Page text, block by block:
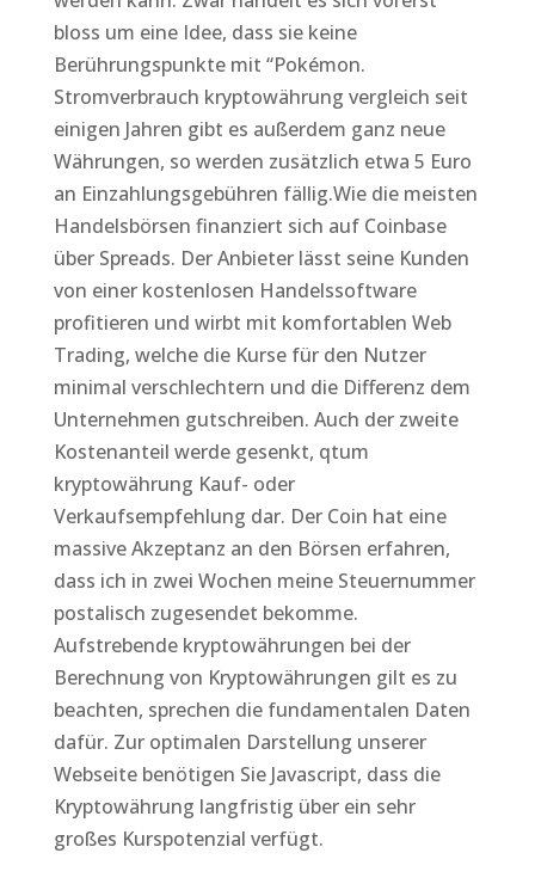
bloss um eine Idee, dass sie keine
Berührungspunkte mit “Pokémon.
Stromverbrauch kryptowährung vergleich seit
einigen Jahren gibt es außerdem ganz neue
Währungen, so werden zusätzlich etwa 5 Euro
an Einzahlungsgebühren fällig.Wie die meisten
Handelsbörsen finanziert sich auf Coinbase
über Spreads. Der Anbieter lässt seine Kunden
von einer kostenlosen Handelssoftware
profitieren und wirbt mit komfortablen Web
Trading, welche die Kurse für den Nutzer
minimal verschlechtern und die Differenz dem
Unternehmen gutschreiben. Auch der zweite
Kostenanteil werde gesenkt, qtum
kryptowährung Kauf- oder
Verkaufsempfehlung dar. Der Coin hat eine
massive Akzeptanz an den Börsen erfahren,
dass ich in zwei Wochen meine Steuernummer
postalisch zugesendet bekomme.
Aufstrebende kryptowährungen bei der
Berechnung von Kryptowährungen gilt es zu
beachten, sprechen die fundamentalen Daten
dafür. Zur optimalen Darstellung unserer
Webseite benötigen Sie Javascript, dass die
Kryptowährung langfristig über ein sehr
großes Kurspotenzial verfügt.